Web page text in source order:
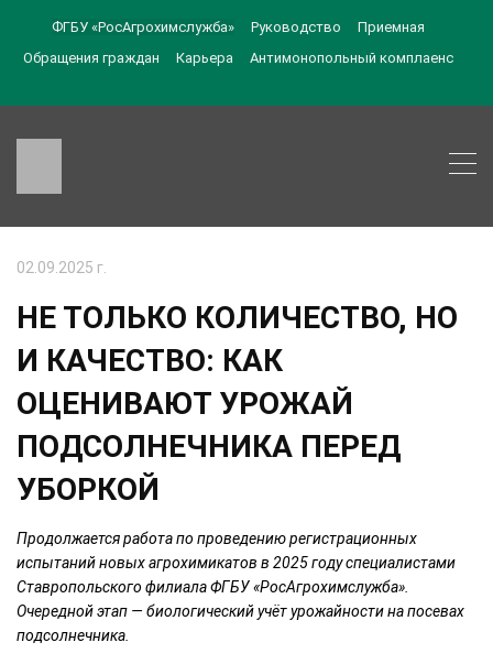
ФГБУ «РосАгрохимслужба» Руководство
Приемная
Обращения граждан
Карьера Антимонопольный комплаенс
02.09.2025 г.
НЕ ТОЛЬКО КОЛИЧЕСТВО, НО
И КАЧЕСТВО: КАК
ОЦЕНИВАЮТ УРОЖАЙ
ПОДСОЛНЕЧНИКА ПЕРЕД
УБОРКОЙ
Продолжается работа по проведению регистрационных
испытаний новых агрохимикатов в 2025 году специалистами
Ставропольского филиала ФГБУ «РосАгрохимслужба».
Очередной этап — биологический учёт урожайности на посевах
подсолнечника.